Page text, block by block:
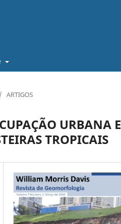
/ ARTIGOS
URBANA E
TROPICAIS